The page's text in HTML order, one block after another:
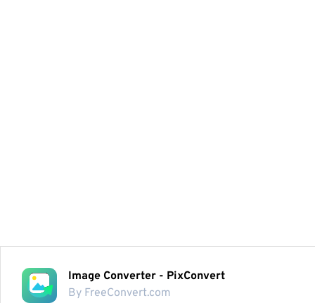
Image Converter - PixConvert
By FreeConvert.com